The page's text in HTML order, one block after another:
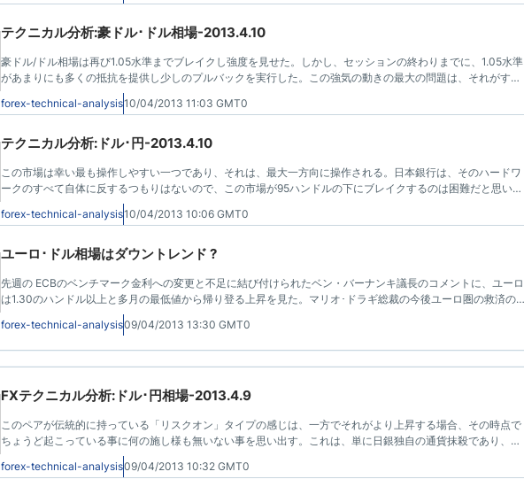
テクニカル分析:豪ドル･ドル相場-2013.4.10
豪ドル/ドル相場は再び1.05水準までブレイクし強度を見せた。しかし、セッションの終わりまでに、1.05水準
があまりにも多くの抵抗を提供し少しのプルバックを実行した。この強気の動きの最大の問題は、それがすべ
て一日に起こったので、私は必ずしもそれを活用することができないということだ。
forex-technical-analysis10/04/2013 11:03 GMT0
テクニカル分析:ドル･円-2013.4.10
この市場は幸い最も操作しやすい一つであり、それは、最大一方向に操作される。日本銀行は、そのハードワ
ークのすべて自体に反するつもりはないので、この市場が95ハンドルの下にブレイクするのは困難だと思いま
す。実際に知る限り"この市場の床"です。
forex-technical-analysis10/04/2013 10:06 GMT0
ユーロ･ドル相場はダウントレンド ?
先週の ECBのベンチマーク金利への変更と不足に結び付けられたベン・バーナンキ議長のコメントに、ユーロ
は1.30のハンドル以上と多月の最低値から帰り登る上昇を見た。マリオ･ドラギ総裁の今後ユーロ圏の救済の
ために "キプロスは、テンプレートではない"という彼のコメントで、 "キプロス風"の救済シナリオの恐れで不
安定な市場を安心させた.
forex-technical-analysis09/04/2013 13:30 GMT0
FXテクニカル分析:ドル･円相場-2013.4.9
このペアが伝統的に持っている「リスクオン」タイプの感じは、一方でそれがより上昇する場合、その時点で
ちょうど起こっている事に何の施し様も無いない事を思い出す。これは、単に日銀独自の通貨抹殺であり、そ
れに世界が反応。我々は1995年に戻っても同様を見た、当時、日本銀行は最終的にその望みを手に入れた。私
は今回はそうなる理由が見当たらない。
forex-technical-analysis09/04/2013 10:32 GMT0